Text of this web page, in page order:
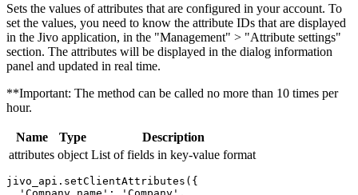
Sets the values ​​of attributes that are configured in your account. To
set the values, you need to know the attribute IDs that are displayed
in the Jivo application, in the "Management" > "Attribute settings"
section. The attributes will be displayed in the dialog information
panel and updated in real time.
**Important: The method can be called no more than 10 times per
hour.
Name Type
Description
attributes object List of fields in key-value format
jivo_api.setClientAttributes({